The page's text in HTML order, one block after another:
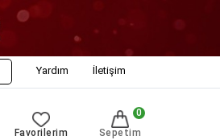
Yardım İletişim
Favorilerim Sepetim
0